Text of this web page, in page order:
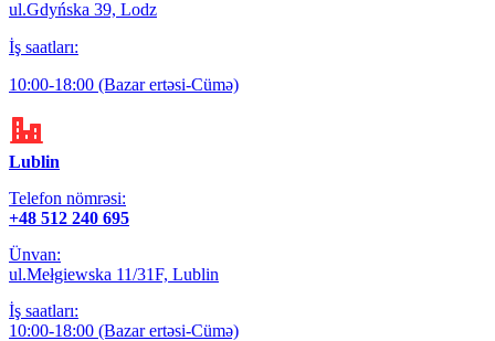
ul.Gdyńska 39, Lodz
İş saatları:
10:00-18:00 (Bazar ertəsi-Cümə)
Lublin
Telefon nömrəsi:
+48 512 240 695
Ünvan:
ul.Mełgiewska 11/31F, Lublin
İş saatları:
10:00-18:00 (Bazar ertəsi-Cümə)